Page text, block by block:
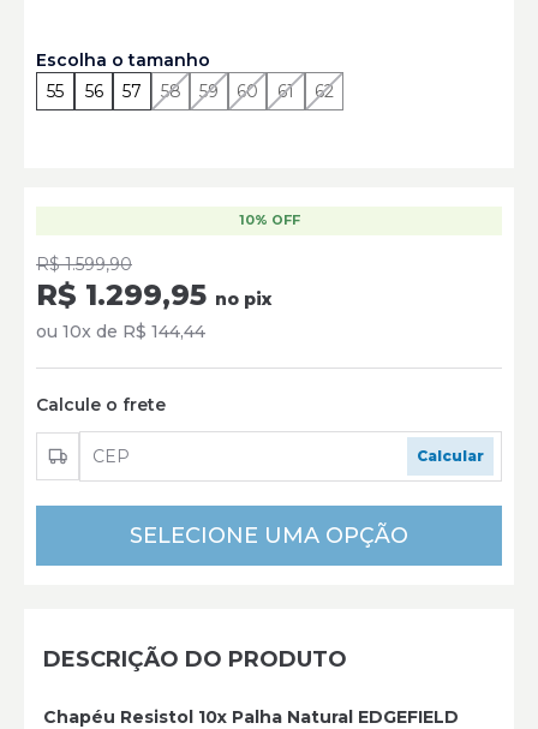
perfeito.
Escolha o tamanho
55
56 57 58 59 60 61 62
10% OFF
R$ 1.599,90
R$ 1.299,95 no pix
ou 10x de R$ 144,44
Calcule o frete
SELECIONE UMA OPÇÃO
DESCRIÇÃO DO PRODUTO
Chapéu Resistol 10x Palha Natural EDGEFIELD